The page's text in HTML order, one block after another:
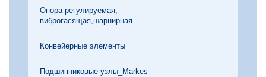
Опора регулируемая,
виброгасящая,шарнирная
Конвейерные элементы
Подшипниковые узлы_Markes